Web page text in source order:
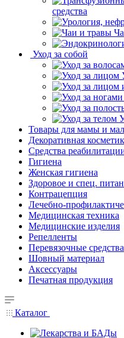
средства
Уход за собой
Товары для мамы и
Декоративная
Средства
Гигиена
Женская гигиена
Здоровое и спец.
Контрацепция
Лечебно-
Медицинская техника
Медицинские изделия
Репелленты
Перевязочные средства
Шовный материал
Аксессуары
Печатная продукция
Каталог